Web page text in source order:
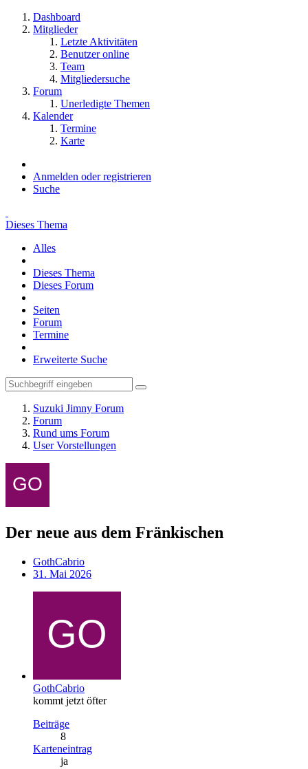
Dashboard
Mitglieder
Letzte Aktivitäten
Benutzer online
Team
Mitgliedersuche
Forum
Unerledigte Themen
Kalender
Termine
Karte
Anmelden oder registrieren
Suche
Dieses Thema
Alles
Dieses Thema
Dieses Forum
Seiten
Forum
Termine
Erweiterte Suche
Suzuki Jimny Forum
Forum
Rund ums Forum
User Vorstellungen
Der neue aus dem Fränkischen
GothCabrio
31. Mai 2026
GothCabrio
kommt jetzt öfter
Beiträge
8
Karteneintrag
ja